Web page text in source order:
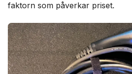
faktorn som påverkar priset.